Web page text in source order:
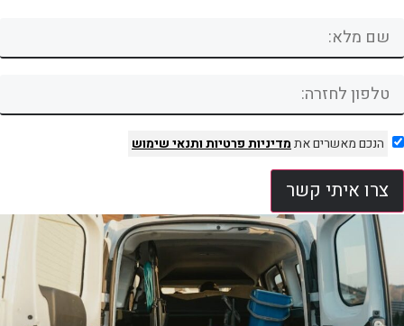
הנכם מאשרים אתמדיניות פרטיותותנאי שימוש
צרו איתי קשר